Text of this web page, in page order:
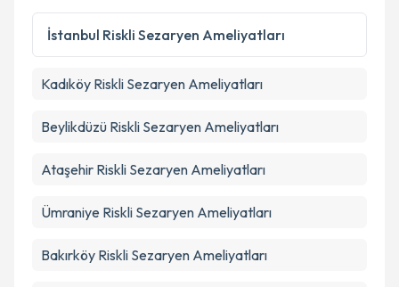
İstanbul Riskli Sezaryen Ameliyatları
Kadıköy Riskli Sezaryen Ameliyatları
Beylikdüzü Riskli Sezaryen Ameliyatları
Ataşehir Riskli Sezaryen Ameliyatları
Ümraniye Riskli Sezaryen Ameliyatları
Bakırköy Riskli Sezaryen Ameliyatları